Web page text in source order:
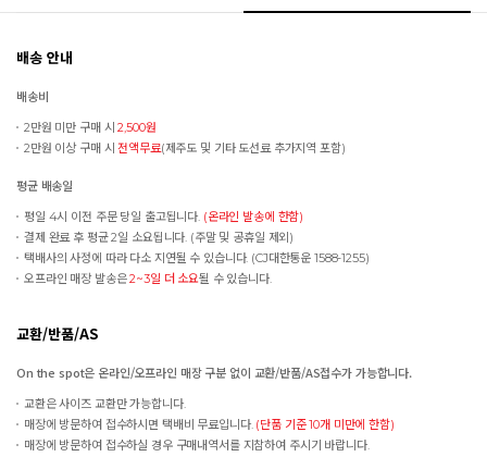
배송 안내
배송비
2만원 미만 구매 시2,500원
2만원 이상 구매 시전액무료(제주도 및 기타 도선료 추가지역 포함)
평균 배송일
평일 4시 이전 주문 당일 출고됩니다. (온라인 발송에 한함)
결제 완료 후 평균 2일 소요됩니다. (주말 및 공휴일 제외)
택배사의 사정에 따라 다소 지연될 수 있습니다. (CJ대한통운 1588-1255)
오프라인 매장 발송은2~3일 더 소요될 수 있습니다.
교환/반품/AS
On the spot은 온라인/오프라인 매장 구분 없이 교환/반품/AS접수가 가능합니다.
교환은 사이즈 교환만 가능합니다.
매장에 방문하여 접수하시면 택배비 무료입니다. (단품 기준 10개 미만에 한함)
매장에 방문하여 접수하실 경우 구매내역서를 지참하여 주시기 바랍니다.